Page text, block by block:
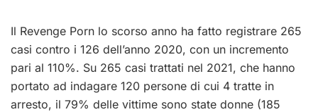
Il Revenge Porn lo scorso anno ha fatto registrare 265
casi contro i 126 dell’anno 2020, con un incremento
pari al 110%. Su 265 casi trattati nel 2021, che hanno
portato ad indagare 120 persone di cui 4 tratte in
arresto, il 79% delle vittime sono state donne (185